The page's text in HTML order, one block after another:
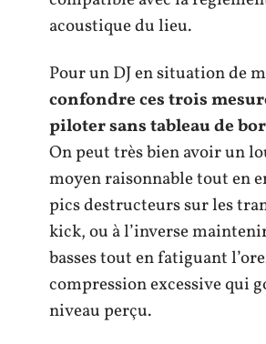
acoustique du lieu.
Pour un DJ en situation de
confondre ces trois
piloter sans tableau de
On peut très bien avoir un
moyen raisonnable tout en
pics destructeurs sur les
kick, ou à l’inverse
basses tout en fatiguant
compression excessive qui
niveau perçu.